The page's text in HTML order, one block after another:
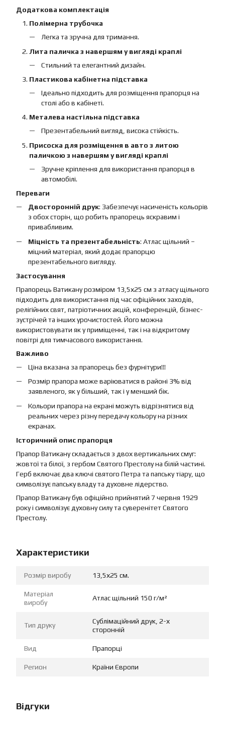
Додаткова комплектація
Полімерна трубочка
Легка та зручна для тримання.
Лита паличка з навершям у вигляді краплі
Стильний та елегантний дизайн.
Пластикова кабінетна підставка
Ідеально підходить для розміщення прапорця на
столі або в кабінеті.
Металева настільна підставка
Презентабельний вигляд, висока стійкість.
Присоска для розміщення в авто з литою
паличкою з навершям у вигляді краплі
Зручне кріплення для використання прапорця в
автомобілі.
Переваги
Двосторонній друк: Забезпечує насиченість кольорів
з обох сторін, що робить прапорець яскравим і
привабливим.
Міцність та презентабельність: Атлас щільний –
міцний матеріал, який додає прапорцю
презентабельного вигляду.
Застосування
Прапорець Ватикану розміром 13,5х25 см з атласу щільного
підходить для використання під час офіційних заходів,
релігійних свят, патріотичних акцій, конференцій, бізнес-
зустрічей та інших урочистостей. Його можна
використовувати як у приміщенні, так і на відкритому
повітрі для тимчасового використання.
Важливо
Ціна вказана за прапорець без фурнітури!!!
Розмір прапора може варіюватися в районі 3% від
заявленого, як у більший, так і у менший бік.
Кольори прапора на екрані можуть відрізнятися від
реальних через різну передачу кольору на різних
екранах.
Історичний опис прапорця
Прапор Ватикану складається з двох вертикальних смуг:
жовтої та білої, з гербом Святого Престолу на білій частині.
Герб включає два ключі святого Петра та папську тіару, що
символізує папську владу та духовне лідерство.
Прапор Ватикану був офіційно прийнятий 7 червня 1929
року і символізує духовну силу та суверенітет Святого
Престолу.
Характеристики
Розмір виробу 13,5х25 см.
Матеріал
виробу
Атлас щільний 150 г/м²
Тип друку
Сублімаційний друк, 2-х
сторонній
Вид Прапорці
Регион Країни Європи
Відгуки